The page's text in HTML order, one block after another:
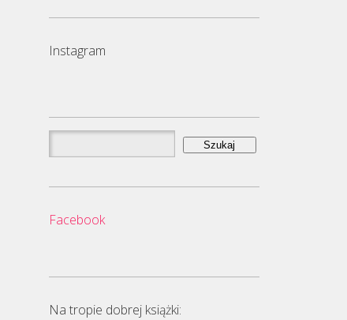
Instagram
Szukaj:
Facebook
Na tropie dobrej książki: